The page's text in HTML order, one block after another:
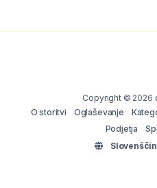
Copyright © 2026
O storitvi
Oglaševanje
Podjetja